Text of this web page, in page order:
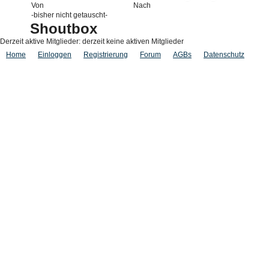
Von
Nach
-bisher nicht getauscht-
Shoutbox
Derzeit aktive Mitglieder: derzeit keine aktiven Mitglieder
Home
Einloggen Registrierung Forum AGBs Datenschutz